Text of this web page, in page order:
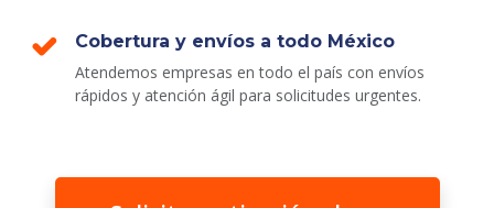
Cobertura y envíos a todo México
Atendemos empresas en todo el país con envíos
rápidos y atención ágil para solicitudes urgentes.